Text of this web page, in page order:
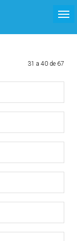
31 a 40 de 67